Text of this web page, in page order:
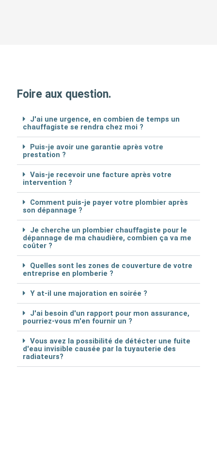
Foire aux question.
J'ai une urgence, en combien de temps un
chauffagiste se rendra chez moi ?
Puis-je avoir une garantie après votre
prestation ?
Vais-je recevoir une facture après votre
intervention ?
Comment puis-je payer votre plombier après
son dépannage ?
Je cherche un plombier chauffagiste pour le
dépannage de ma chaudière, combien ça va me
coûter ?
Quelles sont les zones de couverture de votre
entreprise en plomberie ?
Y at-il une majoration en soirée ?
J'ai besoin d'un rapport pour mon assurance,
pourriez-vous m'en fournir un ?
Vous avez la possibilité de détécter une fuite
d'eau invisible causée par la tuyauterie des
radiateurs?